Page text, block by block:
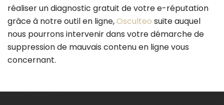
réaliser un diagnostic gratuit de votre e-réputation
grâce à notre outil en ligne,Osculteo suite auquel
nous pourrons intervenir dans votre démarche de
suppression de mauvais contenu en ligne vous
concernant.